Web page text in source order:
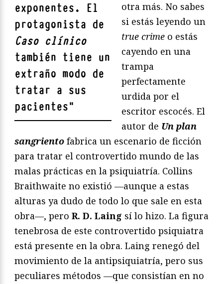
exponentes. El
protagonista de
Caso clínico
también tiene un
extraño modo de
tratar a sus
pacientes"
otra más. No sabes
si estás leyendo un
true crime o estás
cayendo en una
trampa
perfectamente
urdida por el
escritor escocés. El
autor de Un plan
sangriento fabrica un escenario de ficción
para tratar el controvertido mundo de las
malas prácticas en la psiquiatría. Collins
Braithwaite no existió —aunque a estas
alturas ya dudo de todo lo que sale en esta
obra—, pero R. D. Laing sí lo hizo. La figura
tenebrosa de este controvertido psiquiatra
está presente en la obra. Laing renegó del
movimiento de la antipsiquiatría, pero sus
peculiares métodos —que consistían en no